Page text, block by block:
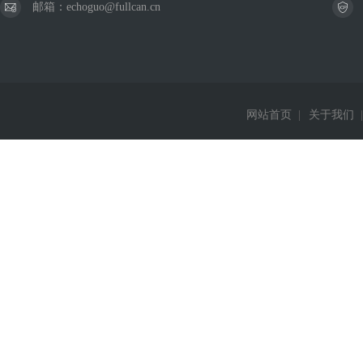
邮箱：echoguo@fullcan.cn
网站首页 关于我们